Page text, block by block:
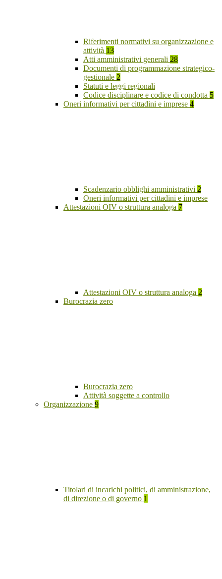
Riferimenti normativi su organizzazione e
attività 13
Atti amministrativi generali 28
Documenti di programmazione strategico-
gestionale 2
Statuti e leggi regionali
Codice disciplinare e codice di condotta 5
Oneri informativi per cittadini e imprese 4
Scadenzario obblighi amministrativi 2
Oneri informativi per cittadini e imprese
Attestazioni OIV o struttura analoga 7
Attestazioni OIV o struttura analoga 2
Burocrazia zero
Burocrazia zero
Attività soggette a controllo
Organizzazione 9
Titolari di incarichi politici, di amministrazione,
di direzione o di governo 1